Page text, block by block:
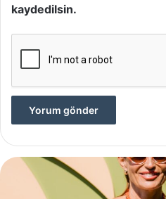
kaydedilsin.
Yves
Rocher,